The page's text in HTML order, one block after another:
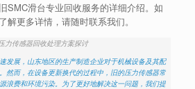
SMC滑台专业回收服务的详细介绍。如
解更多详情，请随时联系我们。
力传感器回收处理方案探讨
发展，山东地区的生产制造企业对于机械设备及其配
然而，在设备更新换代的过程中，旧的压力传感器常
浪费和环境污染。为了更好地解决这一问题，我们提